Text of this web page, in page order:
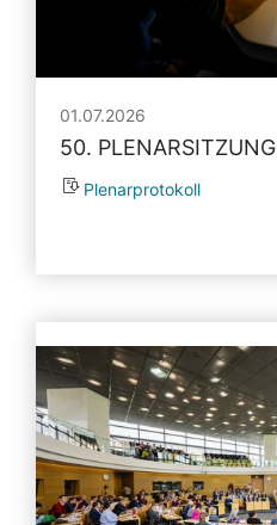
01.07.2026
50. PLENARSITZUNG
Plenarprotokoll